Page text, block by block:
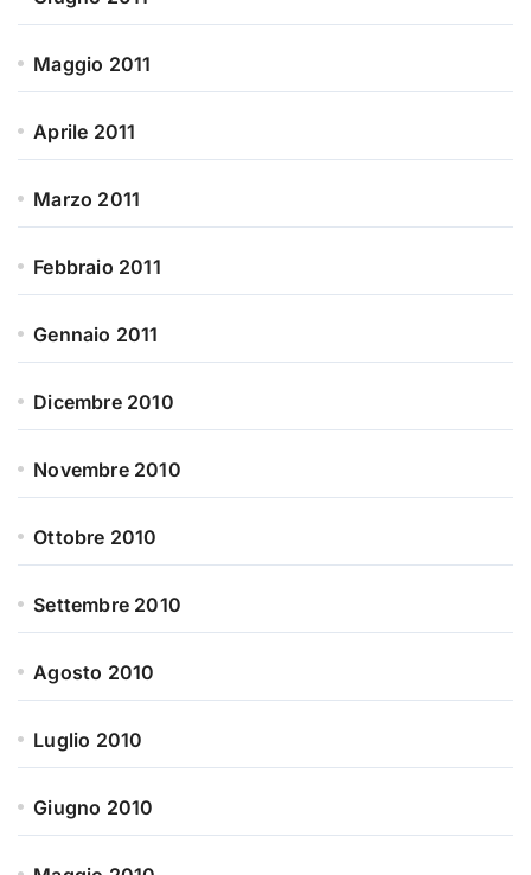
Maggio 2011
Aprile 2011
Marzo 2011
Febbraio 2011
Gennaio 2011
Dicembre 2010
Novembre 2010
Ottobre 2010
Settembre 2010
Agosto 2010
Luglio 2010
Giugno 2010